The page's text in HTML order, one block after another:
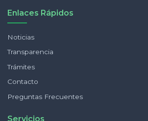
Enlaces Rápidos
Noticias
Transparencia
Trámites
Contacto
Preguntas Frecuentes
Servicios